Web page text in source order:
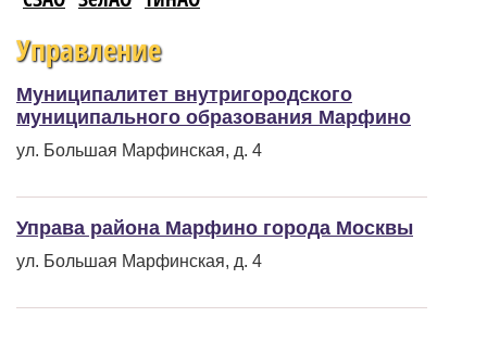
Управление
Муниципалитет внутригородского
муниципального образования Марфино
ул. Большая Марфинская, д. 4
Управа района Марфино города Москвы
ул. Большая Марфинская, д. 4